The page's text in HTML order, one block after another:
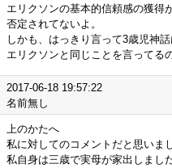
エリクソンの基本的信頼感の獲得
否定されてないよ。
しかも、はっきり言って3歳児神
エリクソンと同じことを言ってるの
2017-06-18 19:57:22
名前無し
上のかたへ
私に対してのコメントだと思いまし
私自身は三歳で実母が家出しまし